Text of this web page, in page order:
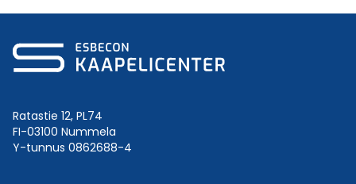
Ratastie 12, PL74
FI-03100 Nummela
Y-tunnus 0862688-4